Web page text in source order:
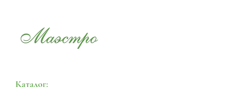
Каталог: